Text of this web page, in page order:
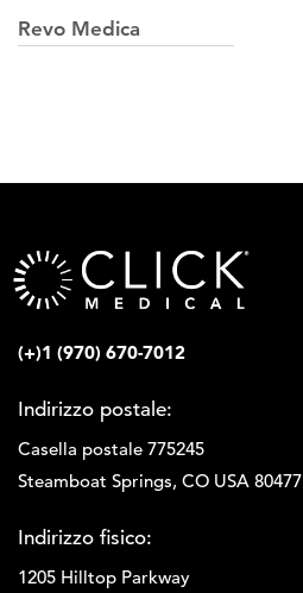
i
Revo Medica
(+)1 (970) 670-7012
Indirizzo postale:
Casella postale 775245
Steamboat Springs, CO USA 80477
Indirizzo fisico:
1205 Hilltop Parkway